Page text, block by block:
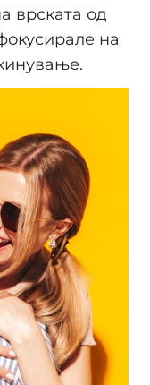
врската од
на